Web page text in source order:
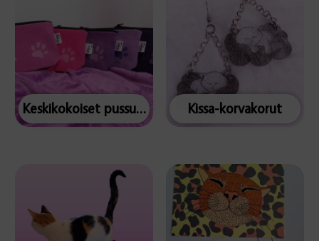
Keskikokoiset pussukat Kissa-korvakorut